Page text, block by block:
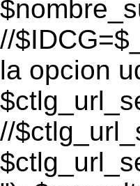
//
la opcion
//